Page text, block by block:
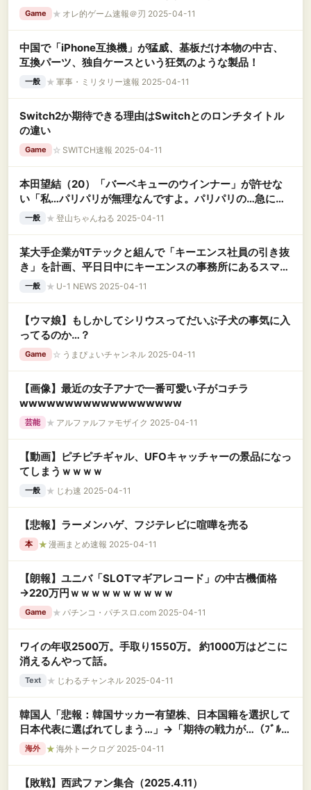
Game ★ オレ的ゲーム速報＠刃 2025-04-11
中国で「iPhone互換機」が猛威、基板だけ本物の中古、
互換パーツ、独自ケースという狂気のような製品！
一般 ★ 軍事・ミリタリー速報 2025-04-11
Switch2か期待できる理由はSwitchとのロンチタイトル
の違い
Game ☆ SWITCH速報 2025-04-11
本田望結（20）「バーベキューのウインナー」が許せな
い「私…パリパリが無理なんですよ。パリパリの…急にく
る感じが怖くて…」
一般 ★ 登山ちゃんねる 2025-04-11
某大手企業がITテックと組んで「キーエンス社員の引き抜
き」を計画、平日日中にキーエンスの事務所にあるスマホ
に広告を流した結果……
一般 ★ U-1 NEWS 2025-04-11
【ウマ娘】もしかしてシリウスってだいぶ子犬の事気に入
ってるのか…？
Game ☆ うまぴょいチャンネル 2025-04-11
【画像】最近の女子アナで一番可愛い子がコチラ
wwwwwwwwwwwwwwwwww
芸能 ★ アルファルファモザイク 2025-04-11
【動画】ピチピチギャル、UFOキャッチャーの景品になっ
てしまうｗｗｗｗ
一般 ★ じわ速 2025-04-11
【悲報】ラーメンハゲ、フジテレビに喧嘩を売る
本 ★ 漫画まとめ速報 2025-04-11
【朗報】ユニバ「SLOTマギアレコード」の中古機価格
→220万円ｗｗｗｗｗｗｗｗｗｗ
Game ★ パチンコ・パチスロ.com 2025-04-11
ワイの年収2500万。手取り1550万。 約1000万はどこに
消えるんやって話。
Text ★ じわるチャンネル 2025-04-11
韓国人「悲報：韓国サッカー有望株、日本国籍を選択して
日本代表に選ばれてしまう…」→「期待の戦力が…（ﾌﾞﾙ
ﾌﾞﾙ」＝韓国の反応
海外 ★ 海外トークログ 2025-04-11
【敗戦】西武ファン集合（2025.4.11）